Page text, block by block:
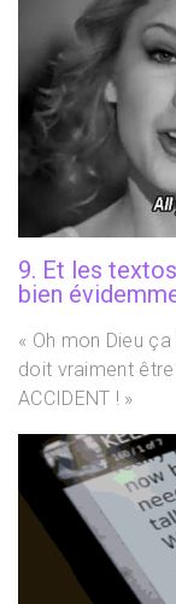
9. Et les
bien
« Oh mon Dieu
doit vraiment
ACCIDENT ! »